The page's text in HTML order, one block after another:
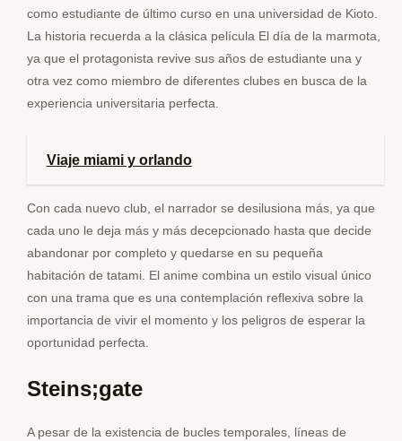
como estudiante de último curso en una universidad de Kioto.
La historia recuerda a la clásica película El día de la marmota,
ya que el protagonista revive sus años de estudiante una y
otra vez como miembro de diferentes clubes en busca de la
experiencia universitaria perfecta.
Viaje miami y orlando
Con cada nuevo club, el narrador se desilusiona más, ya que
cada uno le deja más y más decepcionado hasta que decide
abandonar por completo y quedarse en su pequeña
habitación de tatami. El anime combina un estilo visual único
con una trama que es una contemplación reflexiva sobre la
importancia de vivir el momento y los peligros de esperar la
oportunidad perfecta.
Steins;gate
A pesar de la existencia de bucles temporales, líneas de